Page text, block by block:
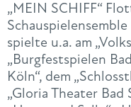
„MEIN SCHIFF“
spielte u.a. am
„Burgfestspielen
Köln“, dem
„Gloria Theater Bad